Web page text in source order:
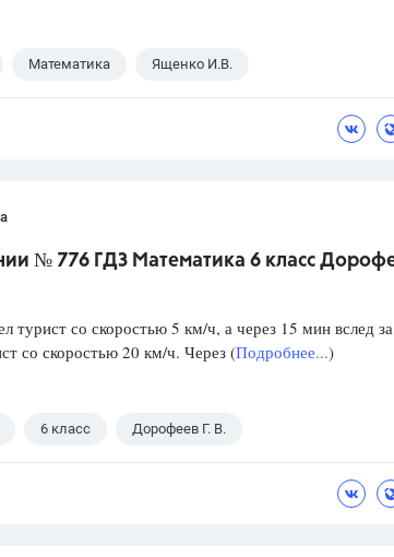
Математика Ященко И.В.
№ 776 ГДЗ Математика 6 класс
турист со скоростью 5 км/ч, а через 15 мин вслед за
со скоростью 20 км/ч. Через (Подробнее...)
6 класс Дорофеев Г. В.